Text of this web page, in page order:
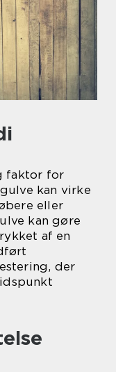
faktor for
kan virke
eller
kan gøre
af en
der